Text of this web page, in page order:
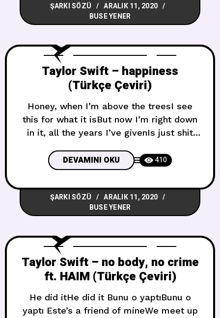
beni düşünüyor musun?Parkta daha
gençkenTatlım,
ŞARKI SÖZÜ
ARALIK 11, 2020
BUSE YENER
Taylor Swift – happiness
(Türkçe Çeviri)
Honey, when I’m above the treesI see
this for what it isBut now I’m right down
in it, all the years I’ve givenIs just shit
hiding spotsI was dancing when the
music stoppedAnd in the disbelief, I can’t
face reinventionI haven’t met the new me
yet Tatlım, ben
DEVAMINI OKU 410
ŞARKI SÖZÜ
ARALIK 11, 2020
BUSE YENER
Taylor Swift – no body, no crime
ft. HAIM (Türkçe Çeviri)
He did itHe did it Bunu o yaptıBunu o
yaptı Este’s a friend of mineWe meet up